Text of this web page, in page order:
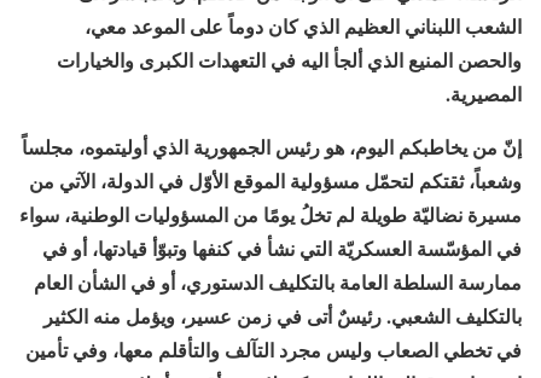
الشعب اللبناني العظيم الذي كان دوماً على الموعد معي،
والحصن المنيع الذي ألجأ اليه في التعهدات الكبرى والخيارات
المصيرية.
إنّ من يخاطبكم اليوم، هو رئيس الجمهورية الذي أوليتموه، مجلساً
وشعباً، ثقتكم لتحمّل مسؤولية الموقع الأوّل في الدولة، الآتي من
مسيرة نضاليّة طويلة لم تخلُ يومًا من المسؤوليات الوطنية، سواء
في المؤسّسة العسكريّة التي نشأ في كنفها وتبوّأ قيادتها، أو في
ممارسة السلطة العامة بالتكليف الدستوري، أو في الشأن العام
بالتكليف الشعبي. رئيسٌ أتى في زمن عسير، ويؤمل منه الكثير
في تخطي الصعاب وليس مجرد التآلف والتأقلم معها، وفي تأمين